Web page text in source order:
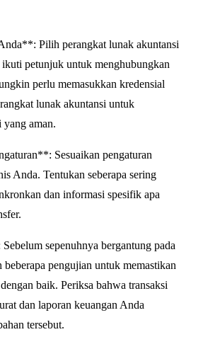
Pilih perangkat lunak akuntansi
petunjuk untuk menghubungkan
perlu memasukkan kredensial
lunak akuntansi untuk
yang aman.
Sesuaikan pengaturan
Anda. Tentukan seberapa sering
dan informasi spesifik apa
sepenuhnya bergantung pada
pengujian untuk memastikan
baik. Periksa bahwa transaksi
dan laporan keuangan Anda
tersebut.